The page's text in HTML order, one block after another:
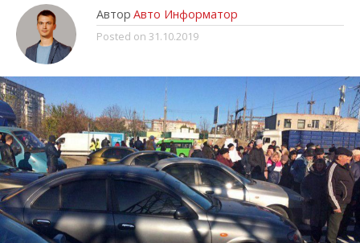
Автор Авто Информатор
Posted on 31.10.2019